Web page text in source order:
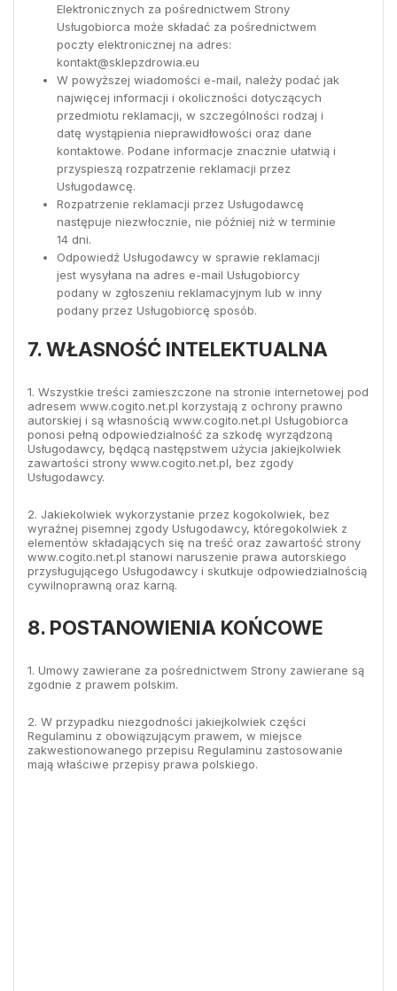
Elektronicznych za pośrednictwem Strony
Usługobiorca może składać za pośrednictwem
poczty elektronicznej na adres:
kontakt@sklepzdrowia.eu
W powyższej wiadomości e-mail, należy podać jak
najwięcej informacji i okoliczności dotyczących
przedmiotu reklamacji, w szczególności rodzaj i
datę wystąpienia nieprawidłowości oraz dane
kontaktowe. Podane informacje znacznie ułatwią i
przyspieszą rozpatrzenie reklamacji przez
Usługodawcę.
Rozpatrzenie reklamacji przez Usługodawcę
następuje niezwłocznie, nie później niż w terminie
14 dni.
Odpowiedź Usługodawcy w sprawie reklamacji
jest wysyłana na adres e-mail Usługobiorcy
podany w zgłoszeniu reklamacyjnym lub w inny
podany przez Usługobiorcę sposób.
7. WŁASNOŚĆ INTELEKTUALNA
1. Wszystkie treści zamieszczone na stronie internetowej pod
adresem www.cogito.net.pl korzystają z ochrony prawno
autorskiej i są własnością www.cogito.net.pl Usługobiorca
ponosi pełną odpowiedzialność za szkodę wyrządzoną
Usługodawcy, będącą następstwem użycia jakiejkolwiek
zawartości strony www.cogito.net.pl, bez zgody
Usługodawcy.
2. Jakiekolwiek wykorzystanie przez kogokolwiek, bez
wyraźnej pisemnej zgody Usługodawcy, któregokolwiek z
elementów składających się na treść oraz zawartość strony
www.cogito.net.pl stanowi naruszenie prawa autorskiego
przysługującego Usługodawcy i skutkuje odpowiedzialnością
cywilnoprawną oraz karną.
8. POSTANOWIENIA KOŃCOWE
1. Umowy zawierane za pośrednictwem Strony zawierane są
zgodnie z prawem polskim.
2. W przypadku niezgodności jakiejkolwiek części
Regulaminu z obowiązującym prawem, w miejsce
zakwestionowanego przepisu Regulaminu zastosowanie
mają właściwe przepisy prawa polskiego.